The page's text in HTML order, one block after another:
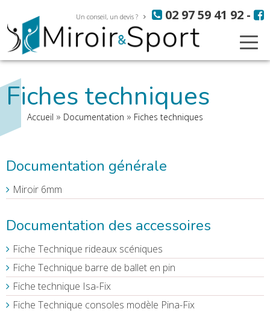
contenu
principal
Un conseil, un devis ? 02 97 59 41 92 -
Fiches techniques
Fil
Accueil Documentation Fiches techniques
Documentation générale
Miroir 6mm
Documentation des accessoires
Fiche Technique rideaux scéniques
Fiche Technique barre de ballet en pin
Fiche technique Isa-Fix
Fiche Technique consoles modèle Pina-Fix